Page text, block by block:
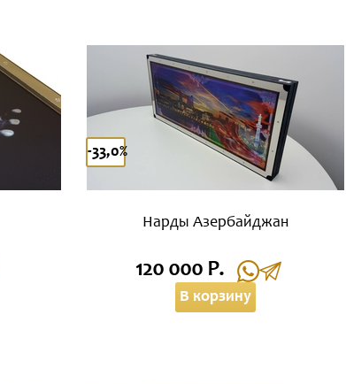
Нарды Азербайджан
-33,0%
120 000 Р.
В корзину